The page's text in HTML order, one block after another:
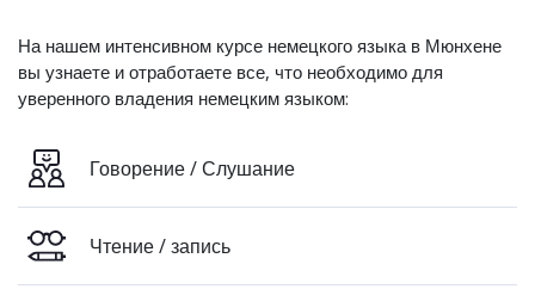
На нашем интенсивном курсе немецкого языка в Мюнхене
вы узнаете и отработаете все, что необходимо для
уверенного владения немецким языком:
Говорение / Слушание
Чтение / запись